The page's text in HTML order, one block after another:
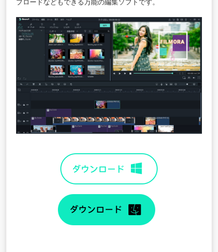
プロードなどもできる万能の編集ソフトです。